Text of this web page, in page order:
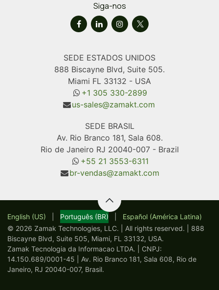
Siga-nos
SEDE ESTADOS UNIDOS
888 Biscayne Blvd, Suite 505.
Miami FL 33132 - USA
+1 305 330-2899
us-sales@zamakt.com
SEDE BRASIL
Av. Rio Branco 181, Sala 608.
Rio de Janeiro RJ 20040-007 - Brazil
+55 21 3553-6311
br-vendas@zamakt.com
© 2026 Zamak Technologies, LLC. | All rights reserved. | 888
Biscayne Blvd, Suite 505, Miami, FL 33132, USA.
Zamak Tecnologia da Informacao LTDA. | CNPJ:
14.150.689/0001-45 | Av. Rio Branco 181, Sala 608, Rio de
Janeiro, RJ 20040-007, Brasil.
English (US) Português (BR) Español (América Latina)